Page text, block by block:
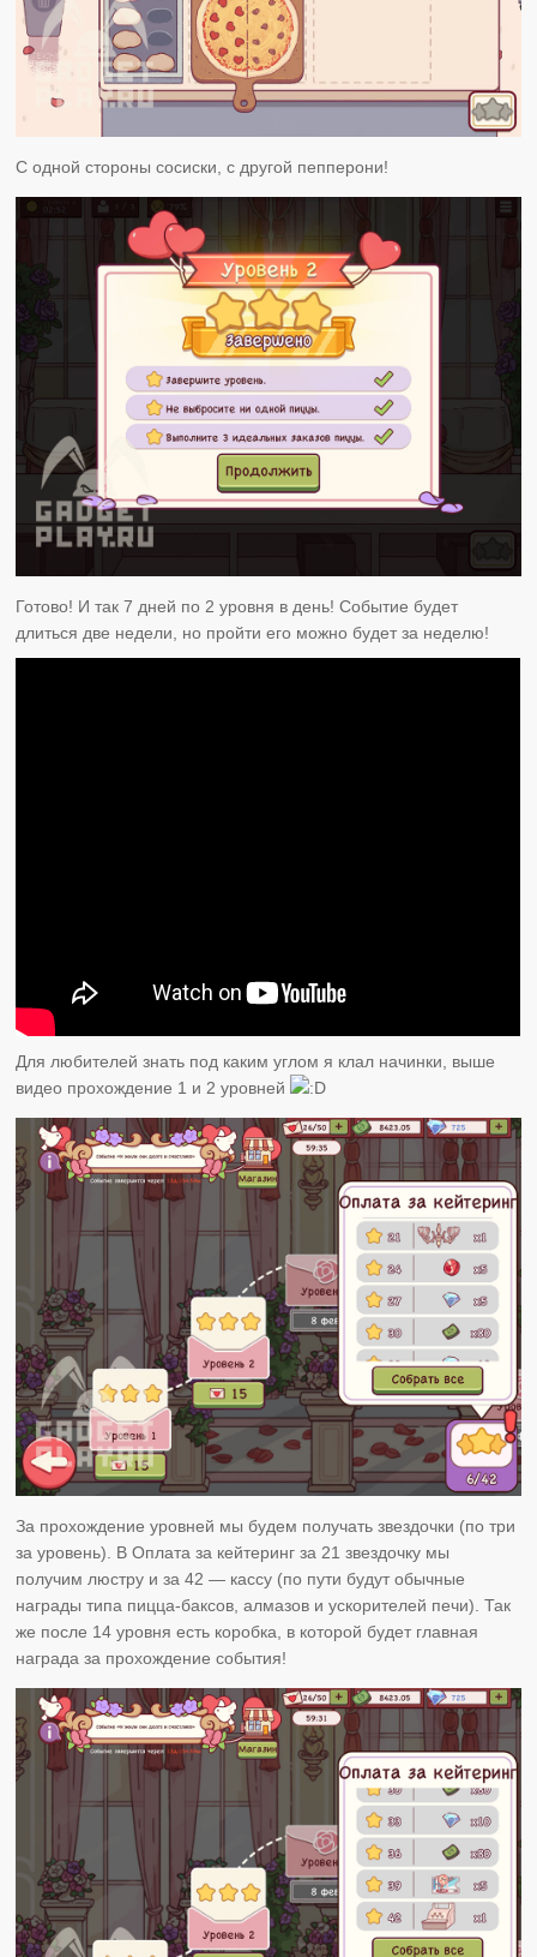
С одной стороны сосиски, с другой пепперони!
Готово! И так 7 дней по 2 уровня в день! Событие будет
длиться две недели, но пройти его можно будет за неделю!
Для любителей знать под каким углом я клал начинки, выше
видео прохождение 1 и 2 уровней
За прохождение уровней мы будем получать звездочки (по три
за уровень). В Оплата за кейтеринг за 21 звездочку мы
получим люстру и за 42 — кассу (по пути будут обычные
награды типа пицца-баксов, алмазов и ускорителей печи). Так
же после 14 уровня есть коробка, в которой будет главная
награда за прохождение события!